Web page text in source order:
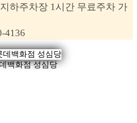
하주차장 1시간 무료주차 가
4136
백화점 성심당